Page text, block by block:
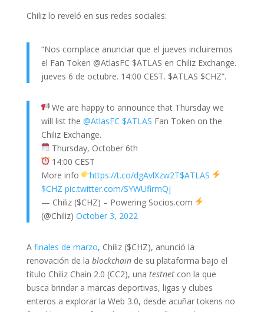
Chiliz lo reveló en sus redes sociales:
“Nos complace anunciar que el jueves incluiremos
el Fan Token @AtlasFC $ATLAS en Chiliz Exchange.
jueves 6 de octubre. 14:00 CEST. $ATLAS $CHZ”.
We are happy to announce that Thursday we
will list the @AtlasFC $ATLAS Fan Token on the
Chiliz Exchange.
Thursday, October 6th
14:00 CEST
More info
https://t.co/dgAvlXzw2T$ATLAS
$CHZ pic.twitter.com/SYWUfirmQj
— Chiliz ($CHZ) – Powering Socios.com
(@Chiliz) October 3, 2022
A finales de marzo, Chiliz ($CHZ), anunció la
renovación de la blockchainde su plataforma bajo el
título Chiliz Chain 2.0 (CC2), una testnetcon la que
busca brindar a marcas deportivas, ligas y clubes
enteros a explorar la Web 3.0, desde acuñar tokens no